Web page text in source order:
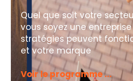
Quel que soit votre
vous soyez une entreprise
stratégies peuvent
et votre marque
Voir le programme ...